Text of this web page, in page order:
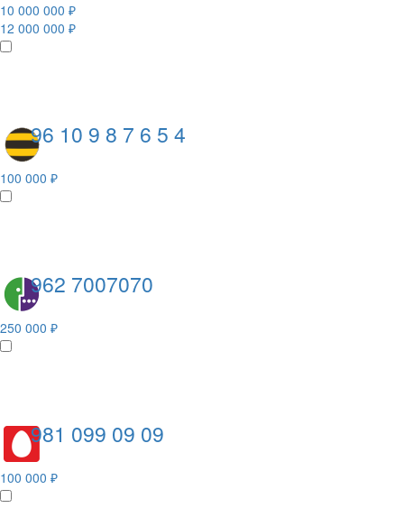
10 000 000 ₽
12 000 000 ₽
96 10 9 8 7 6 5 4
100 000 ₽
962 7007070
250 000 ₽
981 099 09 09
100 000 ₽